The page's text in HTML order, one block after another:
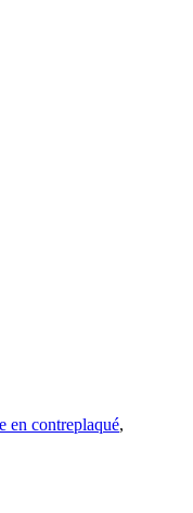
en contreplaqué,